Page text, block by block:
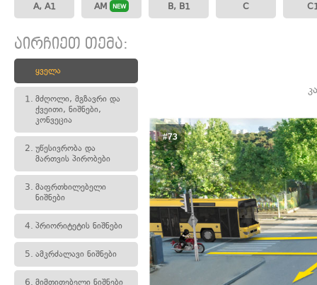
A, A1 AM NEW B, B1 C
აირჩიეთ თემა:
ყველა
1. მძღოლი, მგზავრი და
ქვეითი, ნიშნები,
კონვეცია
2. უწესივრობა და
მართვის პირობები
3. მაფრთხილებელი
ნიშნები
4. პრიორიტეტის ნიშნები
5. ამკრძალავი ნიშნები
6. მიმთითებელი ნიშნები
#73